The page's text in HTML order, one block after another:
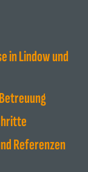
in Lindow und
Referenzen